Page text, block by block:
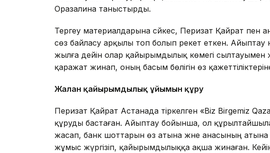
Оразалина таныстырды.
Тергеу материалдарына сәйкес, Перизат Қайрат пен
сөз байласу арқылы топ болып әрекет еткен. Айыптау
жылға дейін олар қайырымдылық көмегі сылтауымен
қаражат жинап, оның басым бөлігін өз
Жалған қайырымдылық ұйымын құру
Перизат Қайрат Астанада тіркелген «Biz Birgemiz
құруды бастаған. Айыптау бойынша, ол
жасап, банк шоттарын өз атына және анасының атына
жұмыс жүргізіп, қайырымдылыққа ақша жинаған.